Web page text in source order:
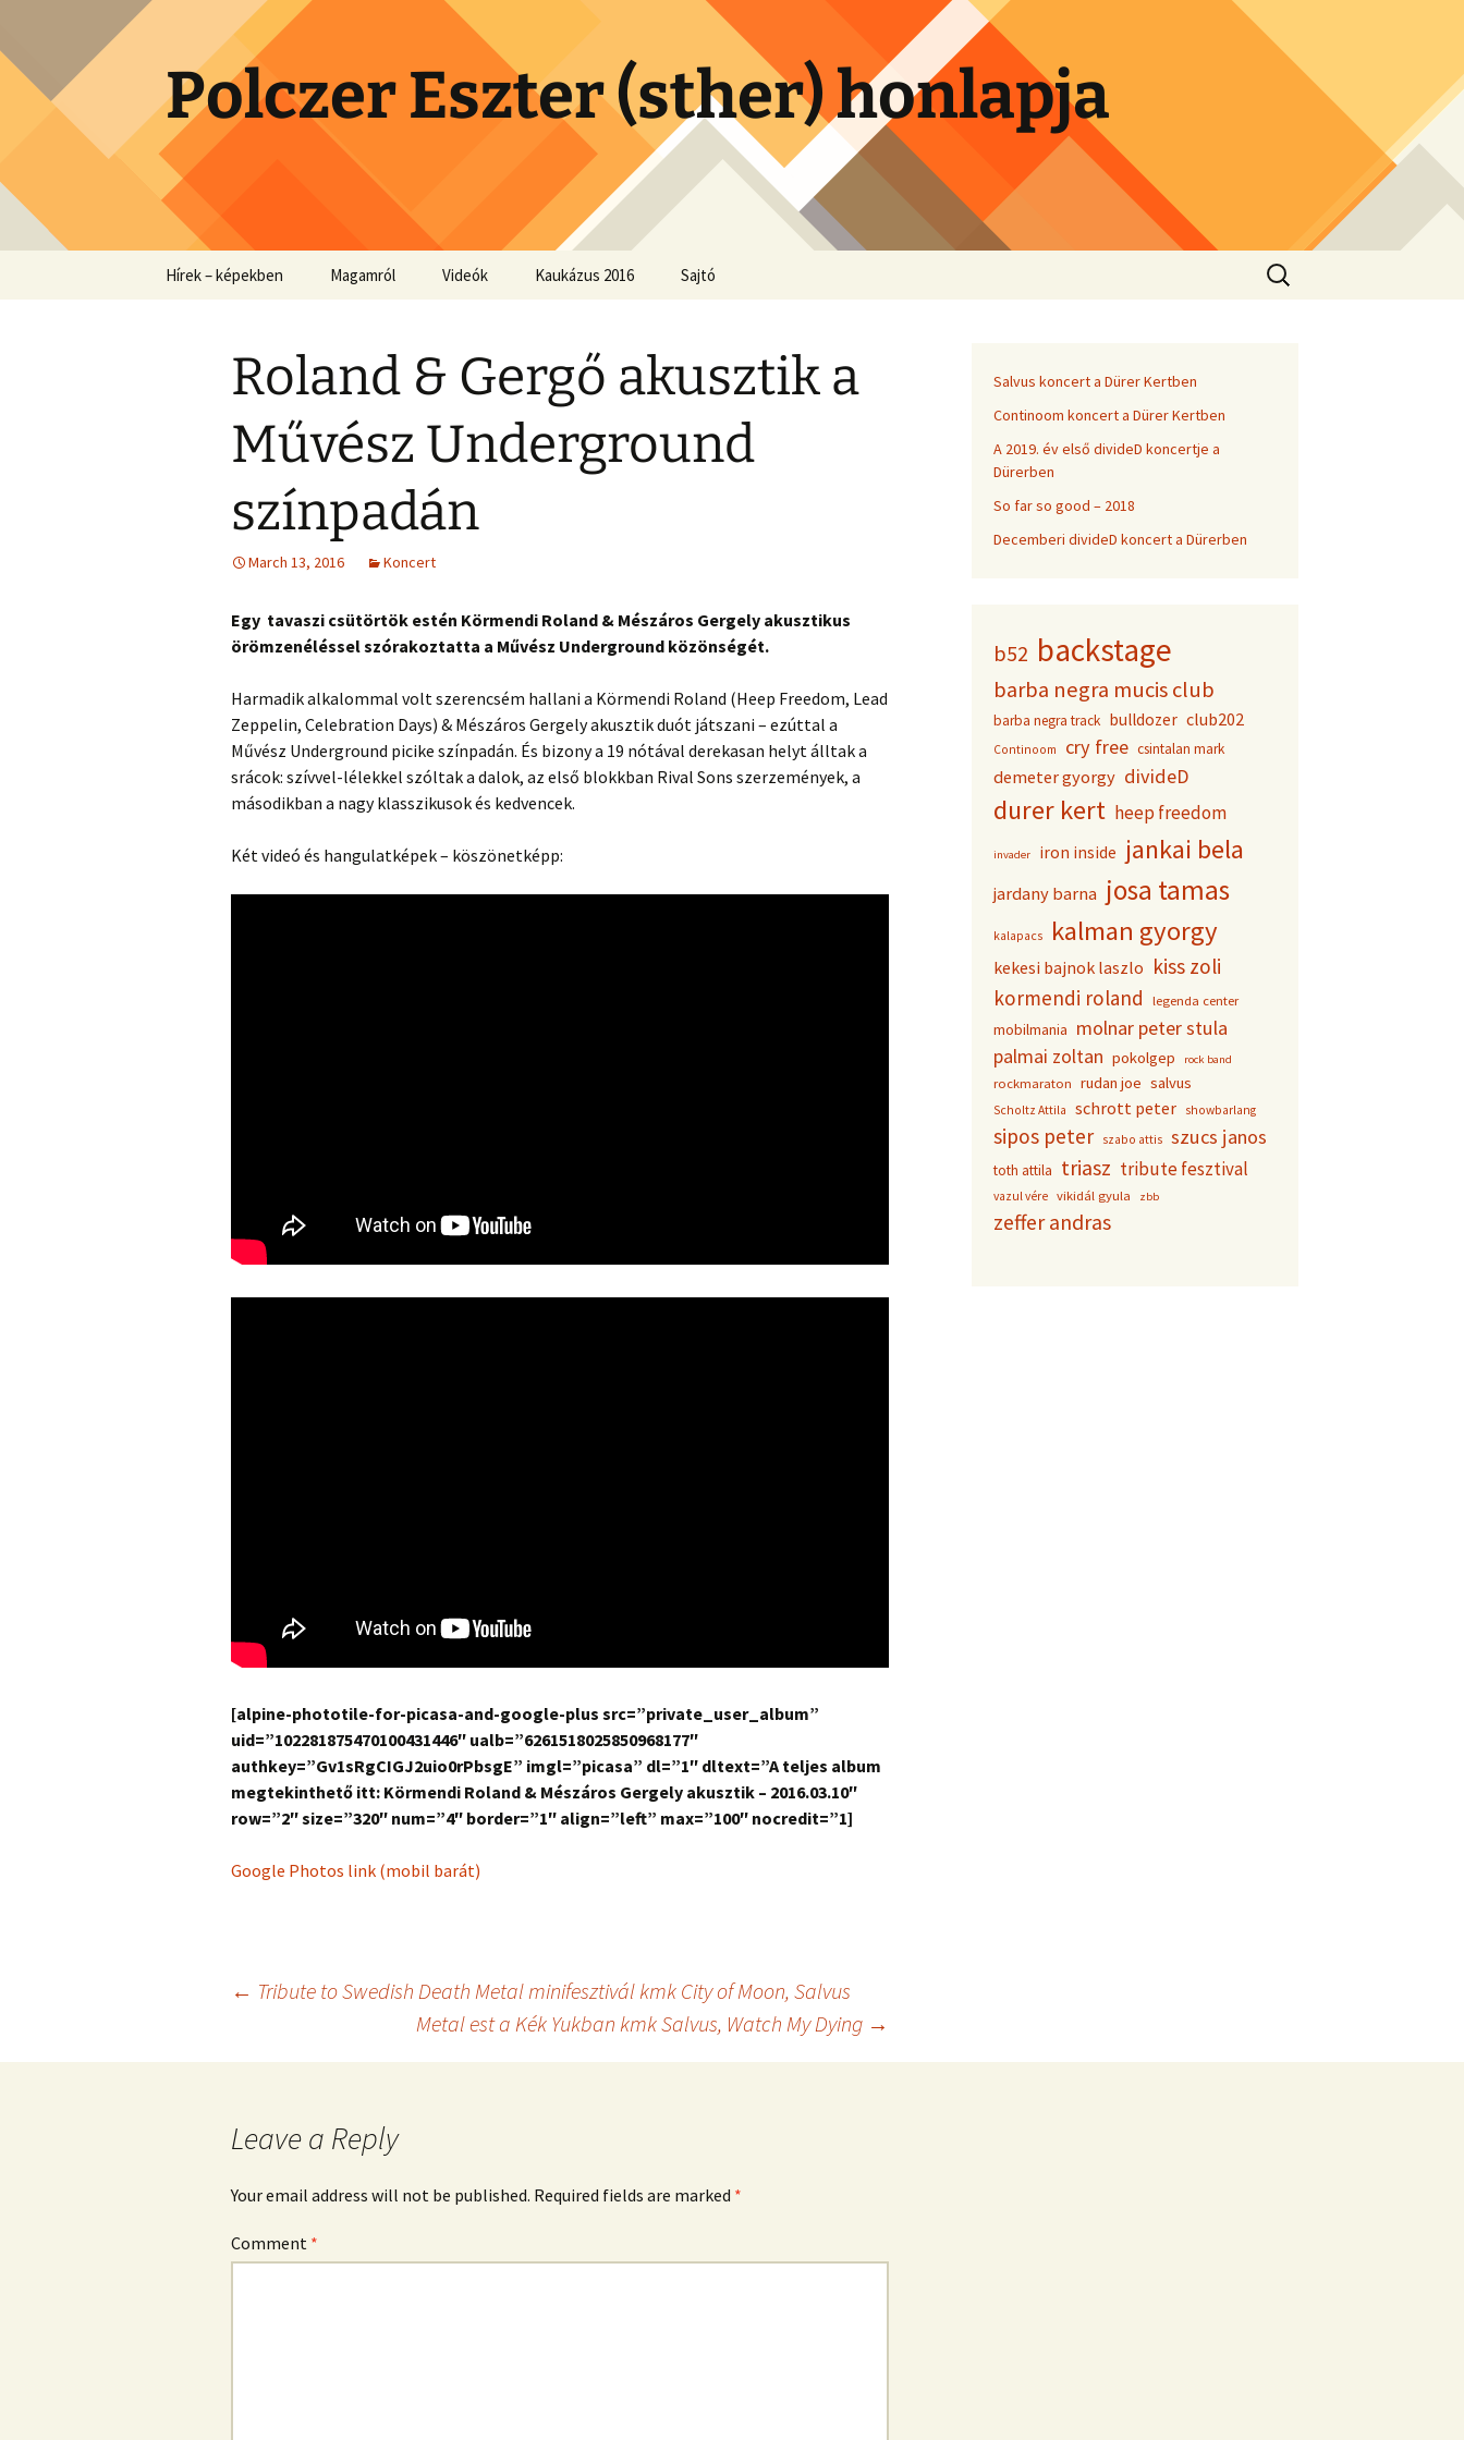
content
Polczer Eszter (sther) honlapja
Hírek – képekben Magamról Videók Kaukázus 2016 Sajtó
Search
for:
Roland & Gergő akusztik a
Művész Underground
színpadán
March 13, 2016 Koncert
Egy tavaszi csütörtök estén Körmendi Roland & Mészáros Gergely akusztikus
örömzenéléssel szórakoztatta a Művész Underground közönségét.
Harmadik alkalommal volt szerencsém hallani a Körmendi Roland (Heep Freedom, Lead
Zeppelin, Celebration Days) & Mészáros Gergely akusztik duót játszani – ezúttal a
Művész Underground picike színpadán. És bizony a 19 nótával derekasan helyt álltak a
srácok: szívvel-lélekkel szóltak a dalok, az első blokkban Rival Sons szerzemények, a
másodikban a nagy klasszikusok és kedvencek.
Két videó és hangulatképek – köszönetképp:
[alpine-phototile-for-picasa-and-google-plus src=”private_user_album”
uid=”102281875470100431446″ ualb=”6261518025850968177″
authkey=”Gv1sRgCIGJ2uio0rPbsgE” imgl=”picasa” dl=”1″ dltext=”A teljes album
megtekinthető itt: Körmendi Roland & Mészáros Gergely akusztik – 2016.03.10″
row=”2″ size=”320″ num=”4″ border=”1″ align=”left” max=”100″ nocredit=”1]
Google Photos link (mobil barát)
navigation
← Tribute to Swedish Death Metal minifesztivál kmk City of Moon, Salvus
Metal est a Kék Yukban kmk Salvus, Watch My Dying →
Leave a Reply
Your email address will not be published. Required fields are marked *
Comment *
Salvus koncert a Dürer Kertben
Continoom koncert a Dürer Kertben
A 2019. év első divideD koncertje a
Dürerben
So far so good – 2018
Decemberi divideD koncert a Dürerben
b52 backstage
barba negra mucis club
barba negra track bulldozer club202
Continoom cry free csintalan mark
demeter gyorgy divideD
durer kert heep freedom
invader iron inside jankai bela
jardany barna josa tamas
kalapacs kalman gyorgy
kekesi bajnok laszlo kiss zoli
kormendi roland
legenda center
mobilmania molnar peter stula
palmai zoltan pokolgep rock band
rockmaraton rudan joe salvus
Scholtz Attila schrott peter showbarlang
sipos peter szabo attis szucs janos
toth attila triasz tribute fesztival
vazul vére vikidál gyula zbb
zeffer andras